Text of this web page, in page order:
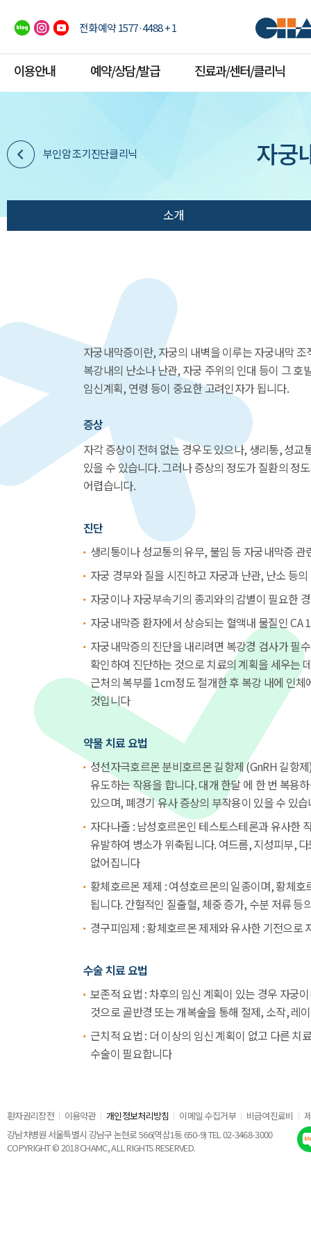
전화예약 1577·4488 + 1
이용안내 예약/상담/발급 진료과/센터/클리닉
부인암 조기진단클리닉 자궁
소개
자궁내막증이란, 자궁의 내벽을 이루는 자궁내막
복강내의 난소나 난관, 자궁 주위의 인대 등이 그
임신계획, 연령 등이 중요한 고려인자가 됩니다.
증상
자각 증상이 전혀 없는 경우도 있으나, 생리통, 성
있을 수 있습니다. 그러나 증상의 정도가 질환의 정
어렵습니다.
진단
생리통이나 성교통의 유무, 불임 등 자궁내막증
자궁 경부와 질을 시진하고 자궁과 난관, 난소 등
자궁이나 자궁부속기의 종괴와의 감별이 필요한
자궁내막증 환자에서 상승되는 혈액내 물질인
자궁내막증의 진단을 내리려면 복강경 검사가 필
확인하여 진단하는 것으로 치료의 계획을 세우는
근처의 복부를 1cm정도 절개한 후 복강 내에 인
것입니다
약물 치료 요법
성선자극호르몬 분비호르몬 길항제 (GnRH 길항
유도하는 작용을 합니다. 대개 한달 에 한 번 복용
있으며, 폐경기 유사 증상의 부작용이 있을 수 있
자다나졸 : 남성호르몬인 테스토스테론과 유사한
유발하여 병소가 위축됩니다. 여드름, 지성피부,
없어집니다
황체호르몬 제제 : 여성호르몬의 일종이며, 황체
됩니다. 간헐적인 질출혈, 체중 증가, 수분 저류 등
경구피임제 : 황체호르몬 제제와 유사한 기전으로
수술 치료 요법
보존적 요법 : 차후의 임신 계획이 있는 경우 자궁
것으로 골반경 또는 개복술을 통해 절제, 소작, 레
근치적 요법 : 더 이상의 임신 계획이 없고 다른
수술이 필요합니다
환자권리장전 이용약관 개인정보처리방침 이메일 수집거부 비급여진료비
강남차병원 서울특별시 강남구 논현로 566(역삼1동 650-9) TEL 02-3468-3000
COPYRIGHT © 2018 CHAMC, ALL RIGHTS RESERVED.